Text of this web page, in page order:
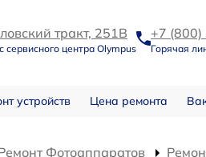
тракт, 251В
сервисного центра Olympus
+7
Горячая
устройств Цена ремонта
Фотоаппаратов